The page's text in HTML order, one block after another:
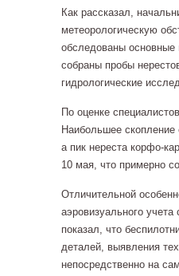
Как рассказал,
метеорологическую
обследованы
собраны пробы
гидрологические
По оценке
Наибольшее
а пик нереста корфо-
10 мая, что примерно
Отличительной
аэровизуального
показал, что
деталей, выявления
непосредственно на